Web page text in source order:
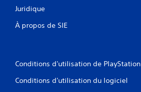
Juridique
À propos de SIE
Conditions d'utilisation de PlayStation
Conditions d'utilisation du logiciel